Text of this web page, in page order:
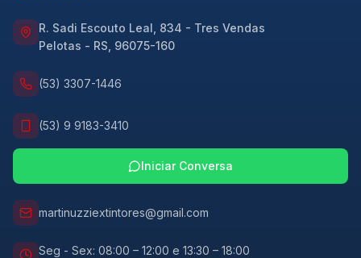
R. Sadi Escouto Leal, 834 - Tres Vendas
Pelotas - RS 96075-160
(53) 3307-1446
(53) 9 9183-3410
Iniciar Conversa
martinuzziextintores@gmail.com
Seg - Sex: 08:00 – 12:00 e 13:30 – 18:00